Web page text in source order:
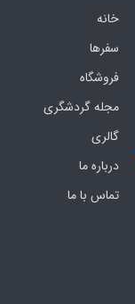
خانه
سفرها
فروشگاه
مجله گردشگری
گالری
درباره ما
تماس با ما